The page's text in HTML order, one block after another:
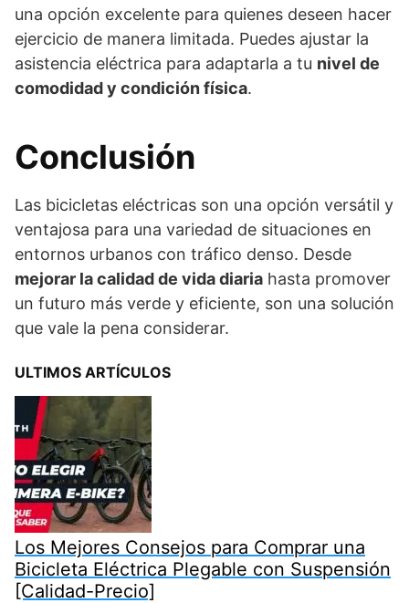
una opción excelente para quienes deseen hacer
ejercicio de manera limitada. Puedes ajustar la
asistencia eléctrica para adaptarla a tu nivel de
comodidad y condición física.
Conclusión
Las bicicletas eléctricas son una opción versátil y
ventajosa para una variedad de situaciones en
entornos urbanos con tráfico denso. Desde
mejorar la calidad de vida diaria hasta promover
un futuro más verde y eficiente, son una solución
que vale la pena considerar.
ULTIMOS ARTÍCULOS
Los Mejores Consejos para Comprar una
Bicicleta Eléctrica Plegable con Suspensión
[Calidad-Precio]